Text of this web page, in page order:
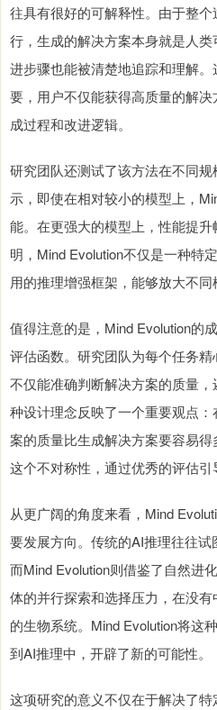
往具有很好的可解释性。由于整
行，生成的解决方案本身就是人
进步骤也能被清楚地追踪和理解
要，用户不仅能获得高质量的解
成过程和改进逻辑。
研究团队还测试了该方法在不同
示，即使在相对较小的模型上，
能。在更强大的模型上，性能提
明，Mind Evolution不仅是一种特
用的推理增强框架，能够放大不同
值得注意的是，Mind Evolution的
评估函数。研究团队为每个任务
不仅能准确判断解决方案的质量
种设计理念反映了一个重要观点
案的质量比生成解决方案要容易
这个不对称性，通过优秀的评估引
从更广阔的角度来看，Mind
要发展方向。传统的AI推理往往试
而Mind Evolution则借鉴了自然进
体的并行探索和选择压力，在没
的生物系统。Mind Evolution将这
到AI推理中，开辟了新的可能性。
这项研究的意义不仅在于解决了